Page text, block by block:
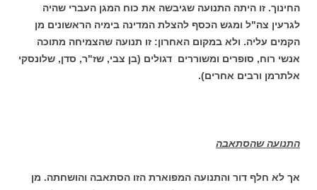
החינוך. זו היתה התנועה שגיבשה את כוח המגן העברי שהיה
לגרעין צה"ל ומגש הכסף להצלת המדינה בימיה הראשונים מן
הקמים עליה. ולא במקום האחרון: זו תנועה שהצמיחה מתוכה
אנשי רוח, סופרים ומשוררים דגולים (בן צבי, שז"ר, סדן, שלונסקי
אלתרמן ורבים אחרים).
התנועה שהסתאבה
אך לא חלף דור והתנועה המפוארת הזו הסתאבה והושחתה. מן